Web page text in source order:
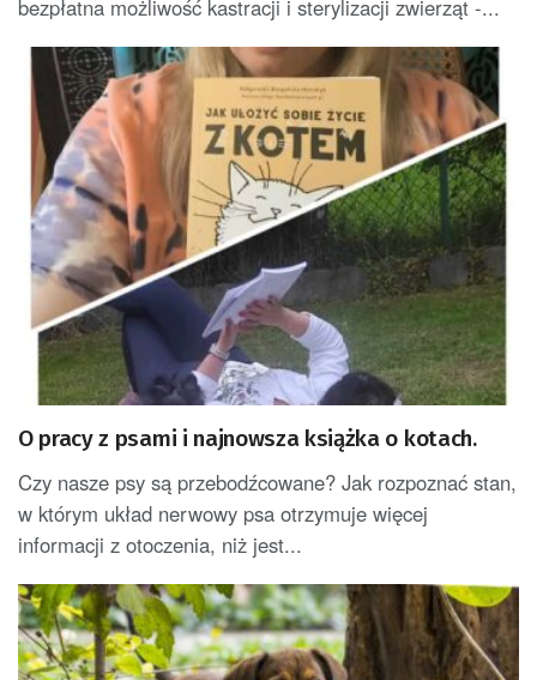
bezpłatna możliwość kastracji i sterylizacji zwierząt -...
O pracy z psami i najnowsza książka o kotach.
Czy nasze psy są przebodźcowane? Jak rozpoznać stan,
w którym układ nerwowy psa otrzymuje więcej
informacji z otoczenia, niż jest...